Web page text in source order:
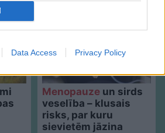
Data Access Privacy Policy
Menopauzeun sirds
veselība – klusais
risks, par kuru
sievietēm jāzina